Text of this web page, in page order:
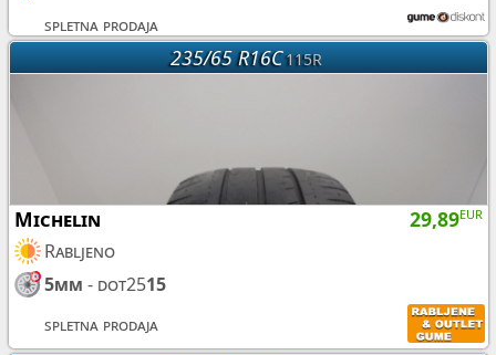
spletna prodaja
235/65 R16C115R
29,89EUR
Michelin
Rabljeno
5mm - dot2515
spletna prodaja